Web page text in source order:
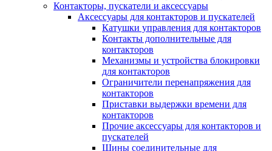
Контакторы, пускатели и аксессуары
Аксессуары для контакторов и пускателей
Катушки управления для контакторов
Контакты дополнительные для
контакторов
Механизмы и устройства блокировки
для контакторов
Ограничители перенапряжения для
контакторов
Приставки выдержки времени для
контакторов
Прочие аксессуары для контакторов и
пускателей
Шины соединительные для